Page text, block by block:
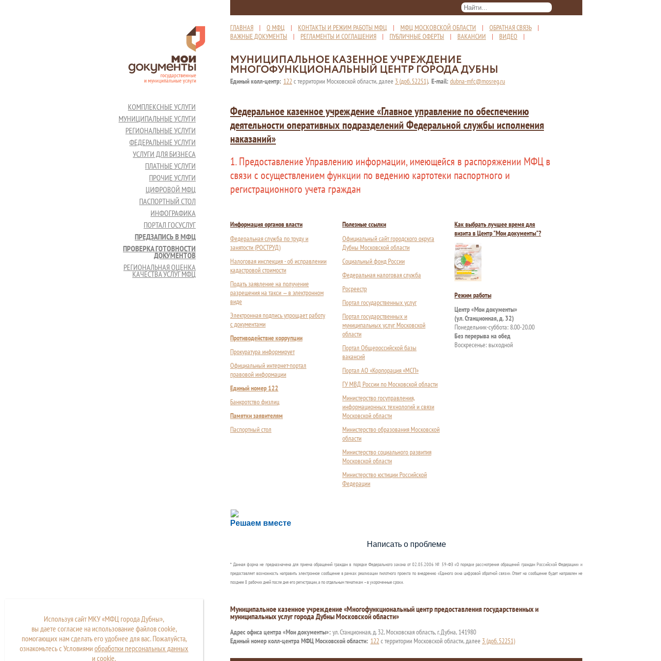
ГЛАВНАЯ | О МФЦ | КОНТАКТЫ И РЕЖИМ РАБОТЫ МФЦ | МФЦ МОСКОВСКОЙ ОБЛАСТИ | ОБРАТНАЯ СВЯЗЬ |
ВАЖНЫЕ ДОКУМЕНТЫ | РЕГЛАМЕНТЫ И СОГЛАШЕНИЯ | ПУБЛИЧНЫЕ ОФЕРТЫ | ВАКАНСИИ | ВИДЕО |
МУНИЦИПАЛЬНОЕ КАЗЕННОЕ УЧРЕЖДЕНИЕ
МНОГОФУНКЦИОНАЛЬНЫЙ ЦЕНТР ГОРОДА ДУБНЫ
Единый колл-центр: 122с территории Московской области, далее 3 (доб. 52251), E-mail: dubna-mfc@mosreg.ru
КОМПЛЕКСНЫЕ УСЛУГИ
МУНИЦИПАЛЬНЫЕ УСЛУГИ
РЕГИОНАЛЬНЫЕ УСЛУГИ
ФЕДЕРАЛЬНЫЕ УСЛУГИ
УСЛУГИ ДЛЯ БИЗНЕСА
ПЛАТНЫЕ УСЛУГИ
ПРОЧИЕ УСЛУГИ
ЦИФРОВОЙ МФЦ
ПАСПОРТНЫЙ СТОЛ
ИНФОГРАФИКА
ПОРТАЛ ГОСУСЛУГ
ПРЕДЗАПИСЬ В МФЦ
ПРОВЕРКА ГОТОВНОСТИ
ДОКУМЕНТОВ
РЕГИОНАЛЬНАЯ ОЦЕНКА
КАЧЕСТВА УСЛУГ МФЦ
Федеральное казенное учреждение «Главное управление по обеспечению
деятельности оперативных подразделений Федеральной службы исполнения
наказаний»
1. Предоставление Управлению информации, имеющейся в распоряжении МФЦ в
связи с осуществлением функции по ведению картотеки паспортного и
регистрационного учета граждан
Информация органов власти
Федеральная служба по труду и
занятости (РОСТРУД)
Налоговая инспекция - об исправлении
кадастровой стоимости
Подать заявление на получение
разрешения на такси — в электронном
виде
Электронная подпись упрощает работу
с документами
Противодействие коррупции
Прокуратура информирует
Официальный интернет-портал
правовой информации
Единый номер 122
Банкротство физлиц
Памятки заявителям
Паспортный стол
Полезные ссылки
Официальный сайт городского округа
Дубны Московской области
Социальный фонд России
Федеральная налоговая служба
Росреестр
Портал государственных услуг
Портал государственных и
муниципальных услуг Московской
области
Портал Общероссийской базы
вакансий
Портал АО «Корпорация «МСП»
ГУ МВД России по Московской области
Министерство госуправления,
информационных технологий и связи
Московской области
Министерство образования Московской
области
Министерство социального развития
Московской области
Министерство юстиции Российской
Федерации
Как выбрать лучшее время для
визита в Центр "Мои документы"?
Режим работы
Центр «Мои документы»
(ул. Станционная, д. 32)
Понедельник-суббота: 8.00-20.00
Без перерыва на обед
Воскресенье: выходной
Решаем вместе
Сложности с получением социальной выплаты или пособия?
Сообщите об этом
Написать о проблеме
* Данная форма не предназначена для приема обращений граждан в порядке Федерального закона от 02.05.2006 № 59-ФЗ «О порядке рассмотрения обращений граждан Российской Федерации» и
предоставляет возможность направить электронное сообщение в рамках реализации пилотного проекта по внедрению «Единого окна цифровой обратной связи». Ответ на сообщение будет направлен не
позднее 8 рабочих дней после дня его регистрации, а по отдельным тематикам – в укороченные сроки.
Муниципальное казенное учреждение «Многофункциональный центр предоставления государственных и
муниципальных услуг города Дубны Московской области»
Адрес офиса центра «Мои документы»: ул. Станционная, д. 32, Московская область, г. Дубна, 141980
Единый номер колл-центра МФЦ Московской области: 122с территории Московской области, далее 3 (доб. 52251)
Используя сайт МКУ «МФЦ города Дубны»,
вы даете согласие на использование файлов cookie,
помогающих нам сделать его удобнее для вас. Пожалуйста,
ознакомьтесь с Условиямиобработки персональных данных
иcookie.